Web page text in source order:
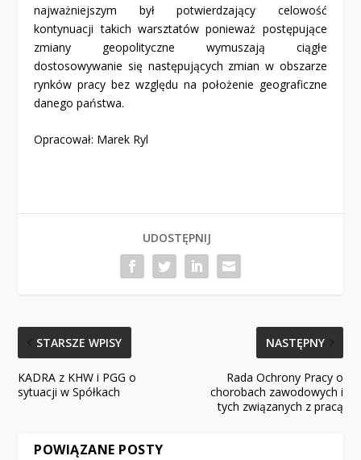
najważniejszym był potwierdzający celowość
kontynuacji takich warsztatów ponieważ postępujące
zmiany geopolityczne wymuszają ciągłe
dostosowywanie się następujących zmian w obszarze
rynków pracy bez względu na położenie geograficzne
danego państwa.
Opracował: Marek Ryl
UDOSTĘPNIJ
STARSZE WPISY
KADRA z KHW i PGG o
sytuacji w Spółkach
NASTĘPNY
Rada Ochrony Pracy o
chorobach zawodowych i
tych związanych z pracą
POWIĄZANE POSTY